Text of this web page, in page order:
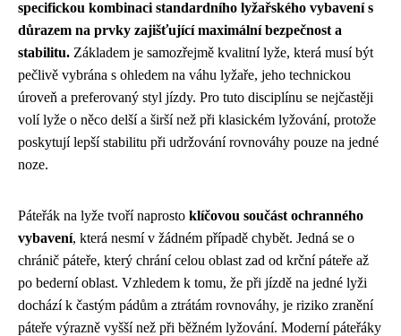
specifickou kombinaci standardního lyžařského vybavení s
důrazem na prvky zajišťující maximální bezpečnost a
stabilitu. Základem je samozřejmě kvalitní lyže, která musí být
pečlivě vybrána s ohledem na váhu lyžaře, jeho technickou
úroveň a preferovaný styl jízdy. Pro tuto disciplínu se nejčastěji
volí lyže o něco delší a širší než při klasickém lyžování, protože
poskytují lepší stabilitu při udržování rovnováhy pouze na jedné
noze.
Páteřák na lyže tvoří naprosto klíčovou součást ochranného
vybavení, která nesmí v žádném případě chybět. Jedná se o
chránič páteře, který chrání celou oblast zad od krční páteře až
po bederní oblast. Vzhledem k tomu, že při jízdě na jedné lyži
dochází k častým pádům a ztrátám rovnováhy, je riziko zranění
páteře výrazně vyšší než při běžném lyžování. Moderní páteřáky